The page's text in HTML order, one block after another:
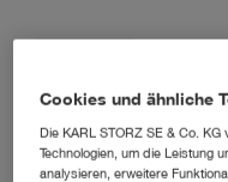
18.08.2026
Vor Ort
Veterinary
Cookies und ähnliche
Die KARL STORZ SE & Co.
Technologien, um die Leistung
analysieren, erweitere